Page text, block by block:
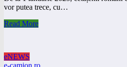
vor putea trece, cu…
Read More
eNEWS